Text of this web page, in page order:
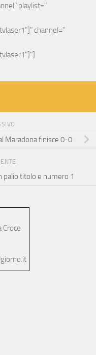
playlist="
channel="
Maradona finisce 0-0
palio titolo e numero 1
Croce